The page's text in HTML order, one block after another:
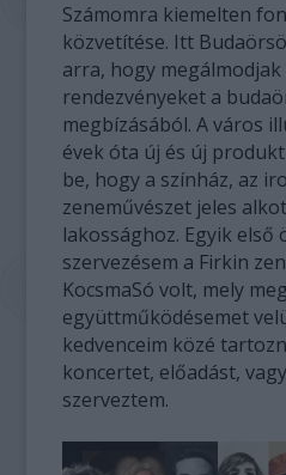
Számomra kiemelten
közvetítése. Itt
arra, hogy
rendezvényeket a
megbízásából. A város
évek óta új és új
be, hogy a színház, az
zeneművészet jeles
lakossághoz. Egyik első
szervezésem a Firkin
KocsmaSó volt, mely
együttműködésemet
kedvenceim közé
koncertet, előadást,
szerveztem.